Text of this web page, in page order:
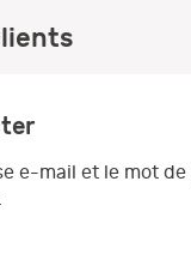
e-mail et le mot